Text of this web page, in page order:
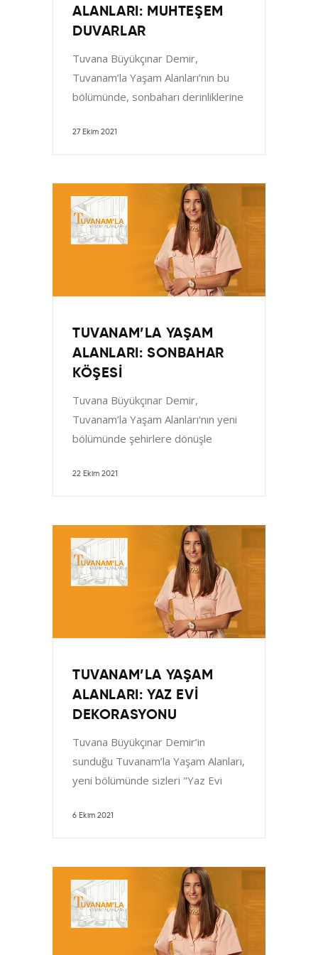
ALANLARI: MUHTEŞEM
DUVARLAR
Tuvana Büyükçınar Demir,
Tuvanam’la Yaşam Alanları’nın bu
bölümünde, sonbaharı derinliklerine
sımsıcak renklere sahip "Muhteşem
27 Ekim 2021
TUVANAM’LA YAŞAM
ALANLARI: SONBAHAR
KÖŞESI
Tuvana Büyükçınar Demir,
Tuvanam’la Yaşam Alanları'nın yeni
bölümünde şehirlere dönüşle
değişikliklerle bir "Sonbahar Köşesi"
22 Ekim 2021
TUVANAM’LA YAŞAM
ALANLARI: YAZ EVI
DEKORASYONU
Tuvana Büyükçınar Demir’in
sunduğu Tuvanam’la Yaşam Alanları,
yeni bölümünde sizleri "Yaz Evi
Yazın sonuna gelmemizle birlikte
6 Ekim 2021